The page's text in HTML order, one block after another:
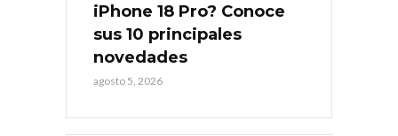
iPhone 18 Pro? Conoce
sus 10 principales
novedades
agosto 5, 2026